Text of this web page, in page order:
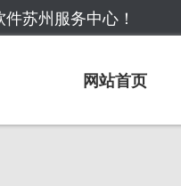
苏州服务中心！
网站首页